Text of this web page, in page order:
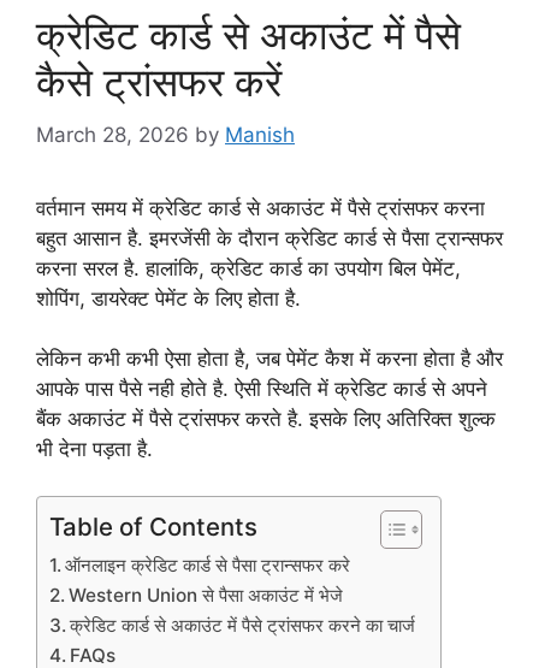
क्रेडिट कार्ड से अकाउंट में पैसे
कैसे ट्रांसफर करें
March 28, 2026 by Manish
वर्तमान समय में क्रेडिट कार्ड से अकाउंट में पैसे ट्रांसफर करना
बहुत आसान है. इमरजेंसी के दौरान क्रेडिट कार्ड से पैसा ट्रान्सफर
करना सरल है. हालांकि, क्रेडिट कार्ड का उपयोग बिल पेमेंट,
शोपिंग, डायरेक्ट पेमेंट के लिए होता है.
लेकिन कभी कभी ऐसा होता है, जब पेमेंट कैश में करना होता है और
आपके पास पैसे नही होते है. ऐसी स्थिति में क्रेडिट कार्ड से अपने
बैंक अकाउंट में पैसे ट्रांसफर करते है. इसके लिए अतिरिक्त शुल्क
भी देना पड़ता है.
Table of Contents
ऑनलाइन क्रेडिट कार्ड से पैसा ट्रान्सफर करे
Western Union से पैसा अकाउंट में भेजे
क्रेडिट कार्ड से अकाउंट में पैसे ट्रांसफर करने का चार्ज
FAQs